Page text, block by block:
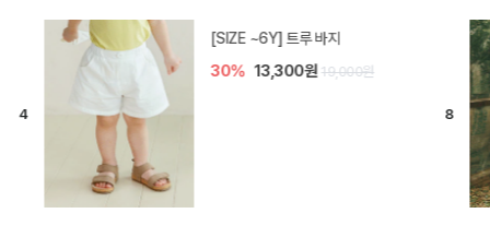
엘로디 니트 아기 바지
20% 16,000원 20,000원